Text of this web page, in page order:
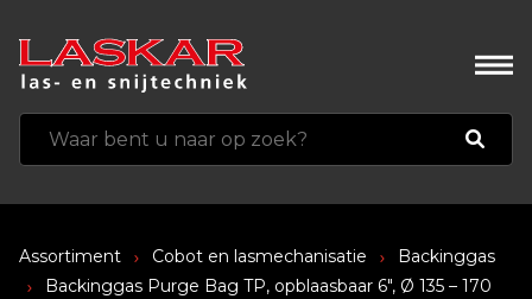
Assortiment Cobot en lasmechanisatie
Backinggas
Backinggas Purge Bag TP, opblaasbaar 6″, Ø 135 – 170